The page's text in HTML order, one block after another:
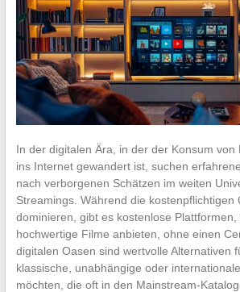
In der digitalen Ära, in der der Konsum von
ins Internet gewandert ist, suchen
nach verborgenen Schätzen im weiten
Streamings. Während die kostenpflichtigen
dominieren, gibt es kostenlose Plattformen,
hochwertige Filme anbieten, ohne einen
digitalen Oasen sind wertvolle Alternativen
klassische, unabhängige oder
möchten, die oft in den Mainstream-